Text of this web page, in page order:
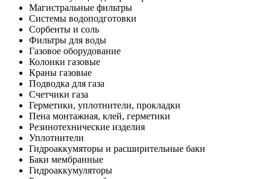
Магистральные фильтры
Системы водоподготовки
Сорбенты и соль
Фильтры для воды
Газовое оборудование
Колонки газовые
Краны газовые
Подводка для газа
Счетчики газа
Герметики, уплотнители, прокладки
Пена монтажная, клей, герметики
Резинотехнические изделия
Уплотнители
Гидроаккумяторы и расширительные баки
Баки мембранные
Гидроаккумуляторы